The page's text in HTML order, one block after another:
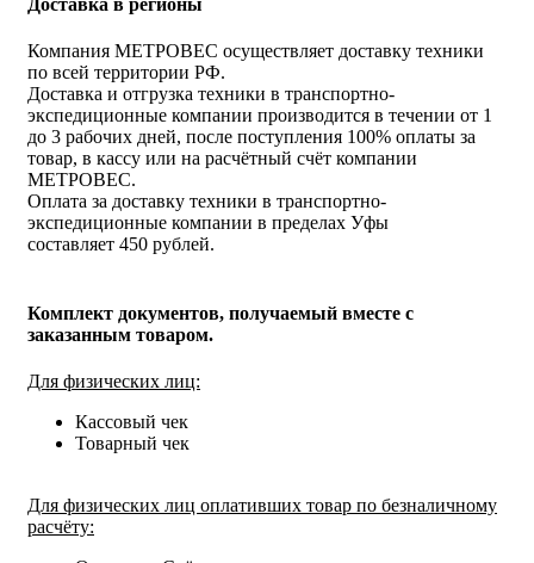
Доставка в регионы
Компания МЕТРОВЕС осуществляет доставку техники
по всей территории РФ.
Доставка и отгрузка техники в транспортно-
экспедиционные компании производится в течении от 1
до 3 рабочих дней, после поступления 100% оплаты за
товар, в кассу или на расчётный счёт компании
МЕТРОВЕС.
Оплата за доставку техники в транспортно-
экспедиционные компании в пределах Уфы
составляет 450 рублей.
Комплект документов, получаемый вместе с
заказанным товаром.
Для физических лиц:
Кассовый чек
Товарный чек
Для физических лиц оплативших товар по безналичному
расчёту: